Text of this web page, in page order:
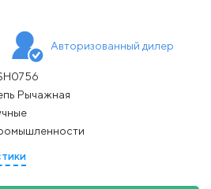
Авторизованный дилер
Рычажная